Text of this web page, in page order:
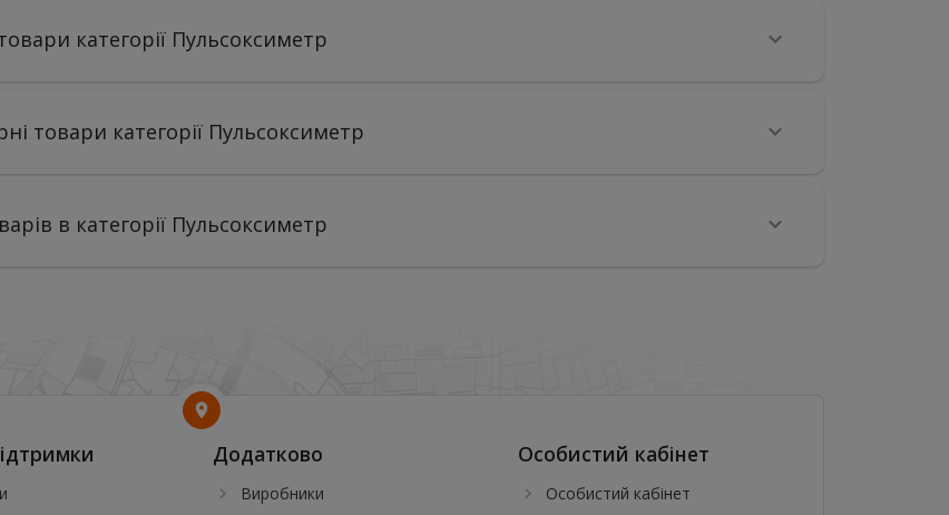
категорії Пульсоксиметр
товари категорії Пульсоксиметр
в категорії Пульсоксиметр
Додатково
Виробники
Особистий кабінет
Особистий кабінет